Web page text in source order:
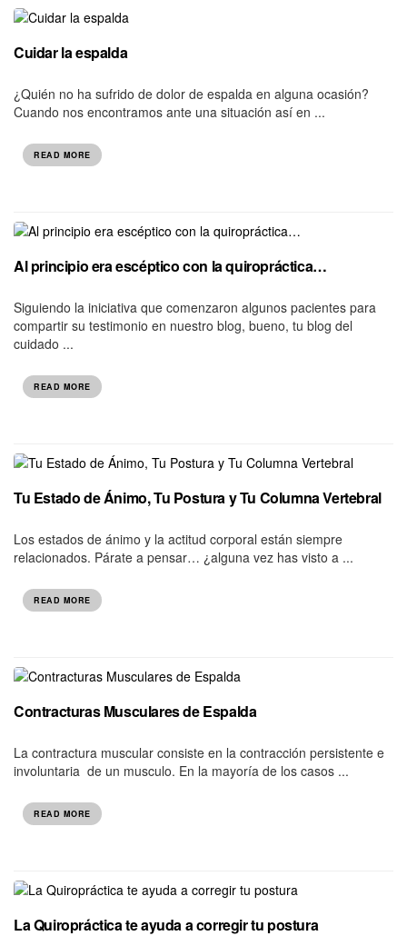
Cuidar la espalda
¿Quién no ha sufrido de dolor de espalda en alguna ocasión?
Cuando nos encontramos ante una situación así en ...
READ MORE
Al principio era escéptico con la quiropráctica…
Siguiendo la iniciativa que comenzaron algunos pacientes para
compartir su testimonio en nuestro blog, bueno, tu blog del
cuidado ...
READ MORE
Tu Estado de Ánimo, Tu Postura y Tu Columna Vertebral
Los estados de ánimo y la actitud corporal están siempre
relacionados. Párate a pensar… ¿alguna vez has visto a ...
READ MORE
Contracturas Musculares de Espalda
La contractura muscular consiste en la contracción persistente e
involuntaria de un musculo. En la mayoría de los casos ...
READ MORE
La Quiropráctica te ayuda a corregir tu postura